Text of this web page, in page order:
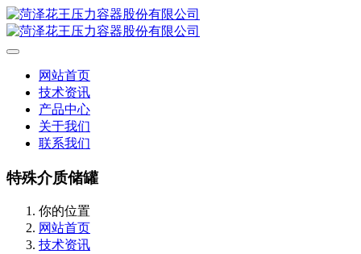
网站首页
技术资讯
产品中心
关于我们
联系我们
特殊介质储罐
你的位置
网站首页
技术资讯